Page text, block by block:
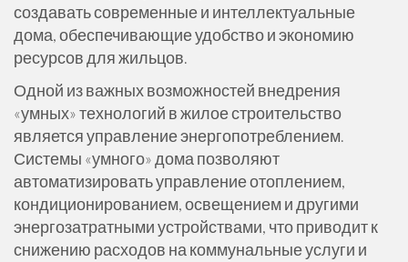
создавать современные и интеллектуальные
дома, обеспечивающие удобство и экономию
ресурсов для жильцов.
Одной из важных возможностей внедрения
«умных» технологий в жилое строительство
является управление энергопотреблением.
Системы «умного» дома позволяют
автоматизировать управление отоплением,
кондиционированием, освещением и другими
энергозатратными устройствами, что приводит к
снижению расходов на коммунальные услуги и